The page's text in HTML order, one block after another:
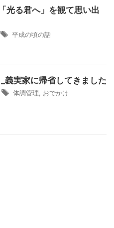
光る君へ」を観て思い出
平成の頃の話
実家に帰省してきました
体調管理 おでかけ